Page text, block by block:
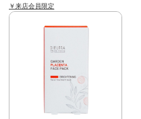
￥来店会員限定